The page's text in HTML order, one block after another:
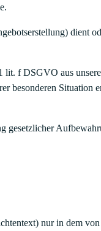
dient
f DSGVO aus
besonderen Situation
nur in dem